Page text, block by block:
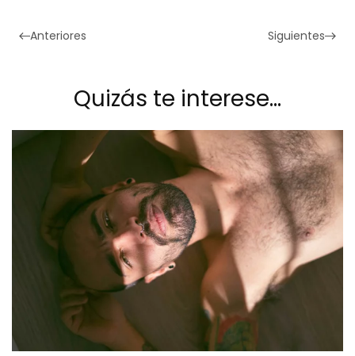
Anteriores Siguientes
Quizás te interese…